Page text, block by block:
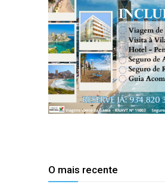
O mais recente